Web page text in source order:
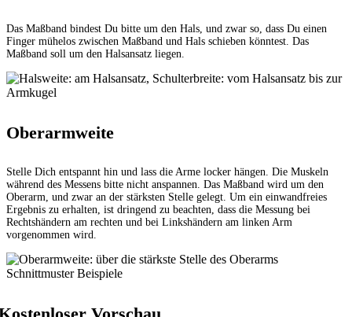
Das Maßband bindest Du bitte um den Hals, und zwar so, dass Du einen
Finger mühelos zwischen Maßband und Hals schieben könntest. Das
Maßband soll um den Halsansatz liegen.
Oberarmweite
Stelle Dich entspannt hin und lass die Arme locker hängen. Die Muskeln
während des Messens bitte nicht anspannen. Das Maßband wird um den
Oberarm, und zwar an der stärksten Stelle gelegt. Um ein einwandfreies
Ergebnis zu erhalten, ist dringend zu beachten, dass die Messung bei
Rechtshändern am rechten und bei Linkshändern am linken Arm
vorgenommen wird.
Schnittmuster Beispiele